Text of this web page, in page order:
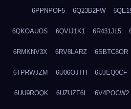
6PPNPOF5 6Q23B2FW
6QKOAUOS 6QVIJ1K1 6R431JL5
6RMKNV3X 6RV8LARZ 6SBTC8OR
6TPRWJZM 6U06OJTH 6UJEQ0CF
6UU9ROQK 6UZUZF6L 6V4POCW2